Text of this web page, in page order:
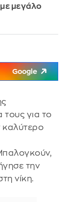
μεγάλο
Google
τους για το
καλύτερο
την
νίκη.